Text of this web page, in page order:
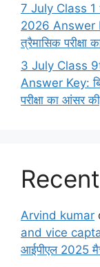
7 July Class
2026 Answer
त्रैमासिक
3 July Class
Answer Key:
परीक्षा का आंसर
Arvind kumar
and vice
आईपीएल 2025